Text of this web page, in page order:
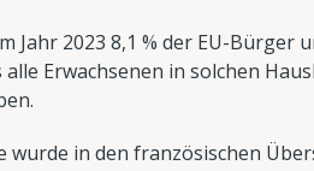
Jahr 2023 8,1 % der EU-
Erwachsenen in solchen
in den französischen